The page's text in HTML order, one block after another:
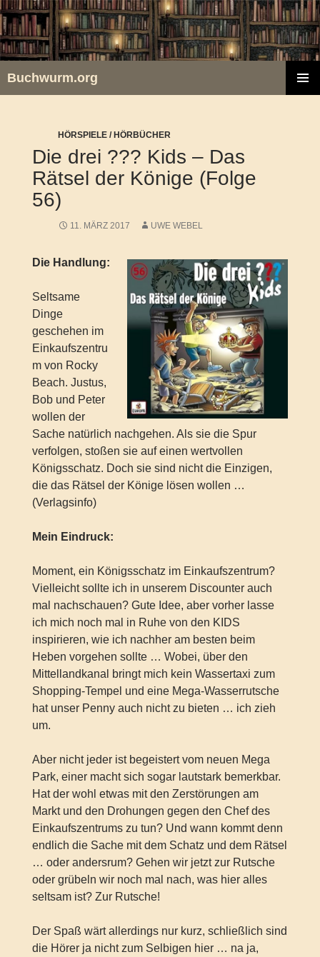
Zum
Inhalt
springen
Buchwurm.org
HÖRSPIELE / HÖRBÜCHER
Die drei ??? Kids – Das
Rätsel der Könige (Folge
56)
11. MÄRZ 2017 UWE WEBEL
Die Handlung:
Seltsame
Dinge
geschehen im
Einkaufszentru
m von Rocky
Beach. Justus,
Bob und Peter
wollen der
Sache natürlich nachgehen. Als sie die Spur
verfolgen, stoßen sie auf einen wertvollen
Königsschatz. Doch sie sind nicht die Einzigen,
die das Rätsel der Könige lösen wollen …
(Verlagsinfo)
Mein Eindruck:
Moment, ein Königsschatz im Einkaufszentrum?
Vielleicht sollte ich in unserem Discounter auch
mal nachschauen? Gute Idee, aber vorher lasse
ich mich noch mal in Ruhe von den KIDS
inspirieren, wie ich nachher am besten beim
Heben vorgehen sollte … Wobei, über den
Mittellandkanal bringt mich kein Wassertaxi zum
Shopping-Tempel und eine Mega-Wasserrutsche
hat unser Penny auch nicht zu bieten … ich zieh
um.
Aber nicht jeder ist begeistert vom neuen Mega
Park, einer macht sich sogar lautstark bemerkbar.
Hat der wohl etwas mit den Zerstörungen am
Markt und den Drohungen gegen den Chef des
Einkaufszentrums zu tun? Und wann kommt denn
endlich die Sache mit dem Schatz und dem Rätsel
… oder andersrum? Gehen wir jetzt zur Rutsche
oder grübeln wir noch mal nach, was hier alles
seltsam ist? Zur Rutsche!
Der Spaß wärt allerdings nur kurz, schließlich sind
die Hörer ja nicht zum Selbigen hier … na ja,